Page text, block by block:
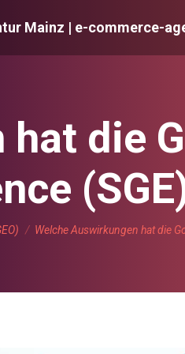
Mainz | e-commerce-
die
Welche Auswirkungen hat die